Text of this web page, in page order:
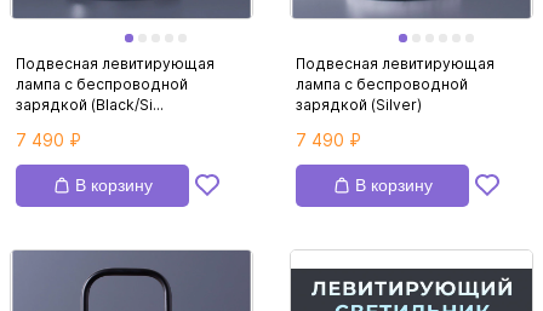
Подвесная левитирующая
лампа с беспроводной
зарядкой (Black/Si...
7 490 ₽
В корзину
Подвесная левитирующая
лампа с беспроводной
зарядкой (Silver)
7 490 ₽
В корзину